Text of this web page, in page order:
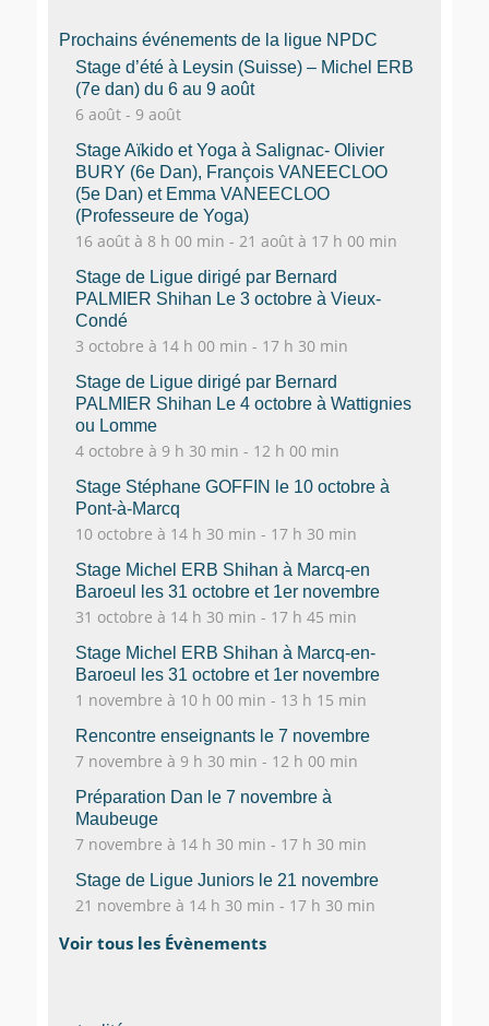
Prochains événements de la ligue NPDC
Stage d’été à Leysin (Suisse) – Michel ERB
(7e dan) du 6 au 9 août
6 août - 9 août
Stage Aïkido et Yoga à Salignac- Olivier
BURY (6e Dan), François VANEECLOO
(5e Dan) et Emma VANEECLOO
(Professeure de Yoga)
16 août à 8 h 00 min - 21 août à 17 h 00 min
Stage de Ligue dirigé par Bernard
PALMIER Shihan Le 3 octobre à Vieux-
Condé
3 octobre à 14 h 00 min - 17 h 30 min
Stage de Ligue dirigé par Bernard
PALMIER Shihan Le 4 octobre à Wattignies
ou Lomme
4 octobre à 9 h 30 min - 12 h 00 min
Stage Stéphane GOFFIN le 10 octobre à
Pont-à-Marcq
10 octobre à 14 h 30 min - 17 h 30 min
Stage Michel ERB Shihan à Marcq-en
Baroeul les 31 octobre et 1er novembre
31 octobre à 14 h 30 min - 17 h 45 min
Stage Michel ERB Shihan à Marcq-en-
Baroeul les 31 octobre et 1er novembre
1 novembre à 10 h 00 min - 13 h 15 min
Rencontre enseignants le 7 novembre
7 novembre à 9 h 30 min - 12 h 00 min
Préparation Dan le 7 novembre à
Maubeuge
7 novembre à 14 h 30 min - 17 h 30 min
Stage de Ligue Juniors le 21 novembre
21 novembre à 14 h 30 min - 17 h 30 min
Voir tous les Évènements